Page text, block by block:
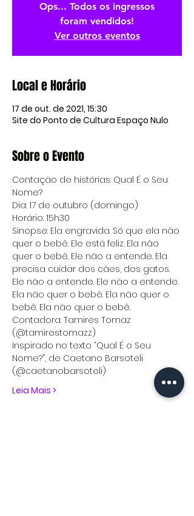
Ops... Todos os ingressos
foram vendidos!
Ver outros eventos
Local e Horário
17 de out. de 2021, 15:30
Site do Ponto de Cultura Espaço Nulo
Sobre o Evento
Contação de histórias: Qual É o Seu
Nome?
Dia: 17 de outubro (domingo)
Horário: 15h30
Sinopse: Ela engravida. Só que ela não
quer o bebê. Ele está feliz. Ela não
quer o bebê. Ele não a entende. Ela
precisa cuidar dos cães, dos gatos.
Ele não a entende. Ele não a entende.
Ela não quer o bebê. Ela não quer o
bebê. Ela não quer o bebê.
Contadora: Tamires Tomaz
(@tamirestomazz)
Inspirado no texto “Qual É o Seu
Nome?”, de Caetano Barsoteli
(@caetanobarsoteli)
Leia Mais >